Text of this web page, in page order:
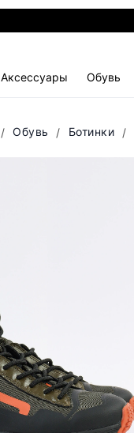
Аксессуары Обувь
Обувь Ботинки